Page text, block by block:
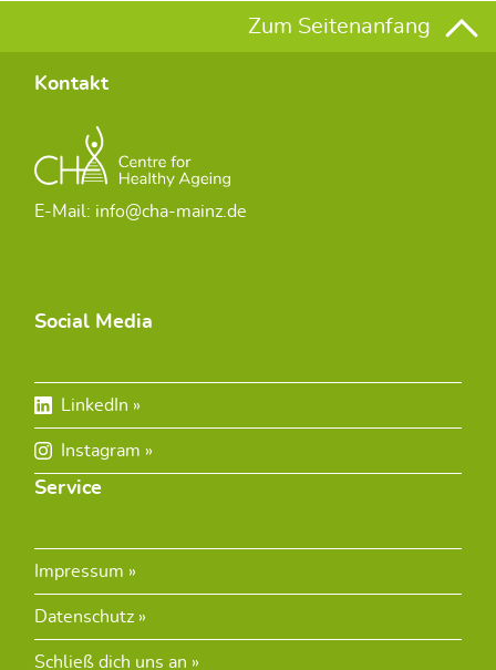
Zum Seitenanfang
Kontakt
E-Mail: info@cha-mainz.de
Social Media
LinkedIn
Instagram
Service
Impressum
Datenschutz
Schließ dich uns an